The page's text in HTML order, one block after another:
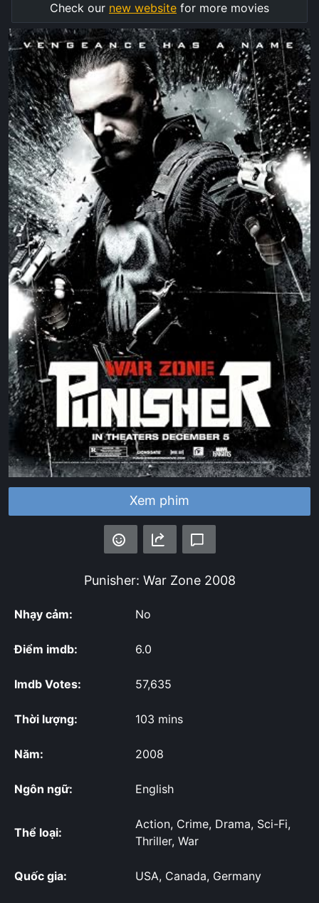
Xem phim
Punisher: War Zone2008
Nhạy cảm: No
Điểm imdb: 6.0
Imdb Votes: 57,635
Thời lượng: 103 mins
Năm: 2008
Ngôn ngữ: English
Thể loại:
Action, Crime, Drama, Sci-Fi,
Thriller, War
Quốc gia: USA, Canada, Germany
Check our new website for more movies